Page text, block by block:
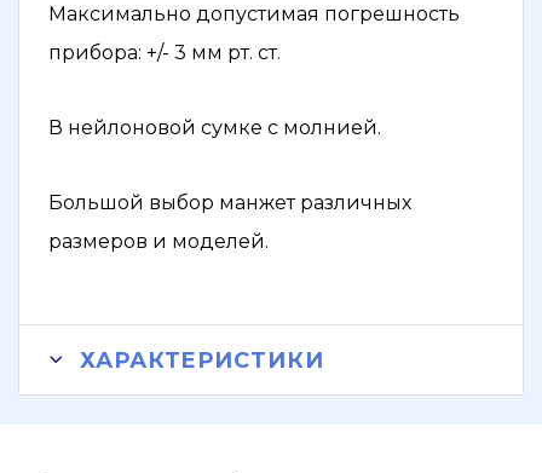
Максимально допустимая погрешность
прибора: +/- 3 мм рт. ст.
В нейлоновой сумке с молнией.
Большой выбор манжет различных
размеров и моделей.
ХАРАКТЕРИСТИКИ